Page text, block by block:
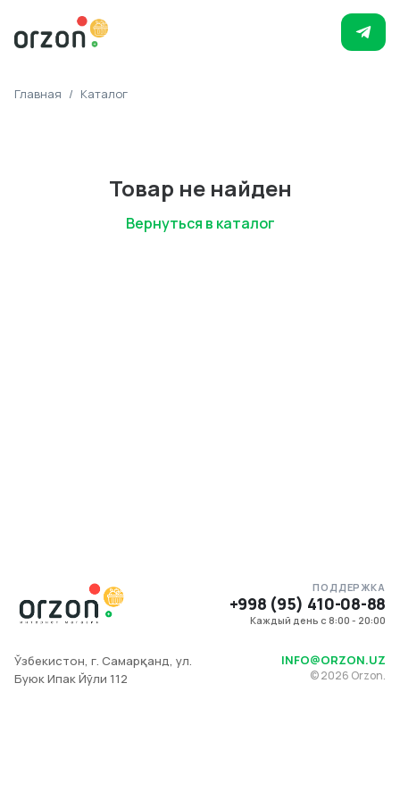
Главная / Каталог
Товар не найден
Вернуться в каталог
ПОДДЕРЖКА
+998 (95) 410-08-88
Каждый день с 8:00 - 20:00
Ўзбекистон, г. Самарқанд, ул.
Буюк Ипак Йўли 112
INFO@ORZON.UZ
©2026 Orzon.